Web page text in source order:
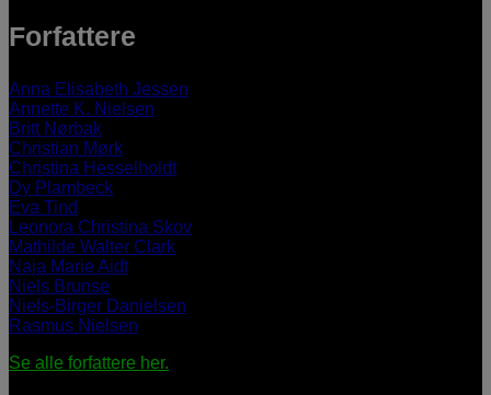
Forfattere
Anna Elisabeth Jessen
Annette K. Nielsen
Britt Nørbak
Christian Mørk
Christina Hesselholdt
Dy Plambeck
Eva Tind
Leonora Christina Skov
Mathilde Walter Clark
Naja Marie Aidt
Niels Brunse
Niels-Birger Danielsen
Rasmus Nielsen
Se alle forfattere her.